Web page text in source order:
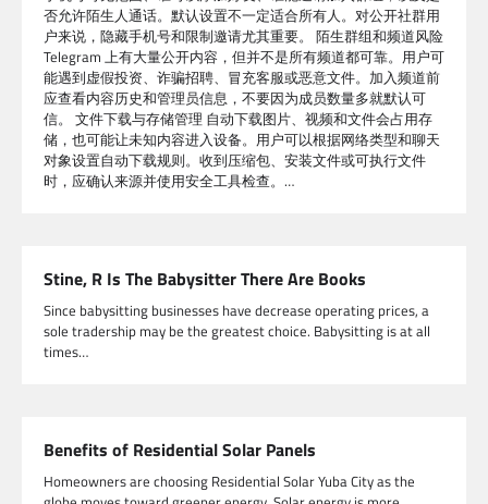
否允许陌生人通话。默认设置不一定适合所有人。对公开社群用
户来说，隐藏手机号和限制邀请尤其重要。 陌生群组和频道风险
Telegram 上有大量公开内容，但并不是所有频道都可靠。用户可
能遇到虚假投资、诈骗招聘、冒充客服或恶意文件。加入频道前
应查看内容历史和管理员信息，不要因为成员数量多就默认可
信。 文件下载与存储管理 自动下载图片、视频和文件会占用存
储，也可能让未知内容进入设备。用户可以根据网络类型和聊天
对象设置自动下载规则。收到压缩包、安装文件或可执行文件
时，应确认来源并使用安全工具检查。…
Stine, R Is The Babysitter There Are Books
Since babysitting businesses have decrease operating prices, a
sole tradership may be the greatest choice. Babysitting is at all
times…
Benefits of Residential Solar Panels
Homeowners are choosing Residential Solar Yuba City as the